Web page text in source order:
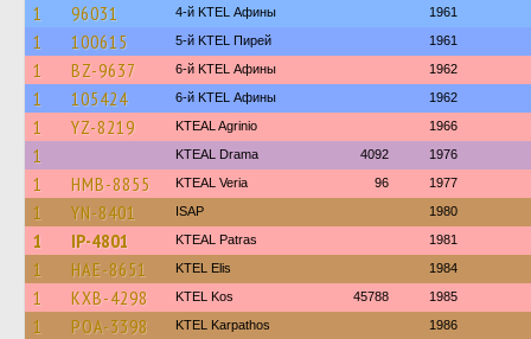
1 96031 4-й KTEL Афины 1961
1 100615 5-й KTEL Пирей 1961
1 BZ-9637 6-й KTEL Афины 1962
1 105424 6-й KTEL Афины 1962
1 YZ-8219 KTEAL Agrinio 1966
1 KTEAL Drama 4092 1976
1 HMB-8855 KTEAL Veria 96 1977
1 YN-8401 ISAP 1980
1 IP-4801 KTEAL Patras 1981
1 HAE-8651 KTEL Elis 1984
1 KXB-4298 KTEL Kos 45788 1985
1 POA-3398 ΚΤΕL Karpathos 1986